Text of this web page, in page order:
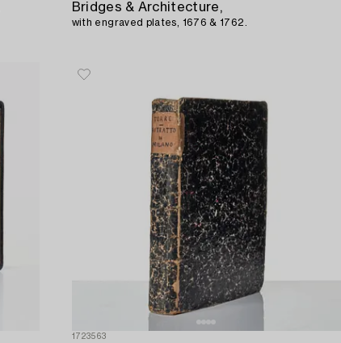
Bridges & Architecture,
with engraved plates, 1676 & 1762.
1723563